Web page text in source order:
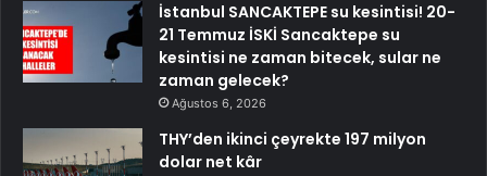
İstanbul SANCAKTEPE su kesintisi! 20-
21 Temmuz İSKİ Sancaktepe su
kesintisi ne zaman bitecek, sular ne
zaman gelecek?
Ağustos 6, 2026
THY’den ikinci çeyrekte 197 milyon
dolar net kâr